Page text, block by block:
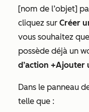
[nom de l’objet]
cliquez sur Créer
vous souhaitez
possède déjà un
d’action
Dans le panneau
telle que :